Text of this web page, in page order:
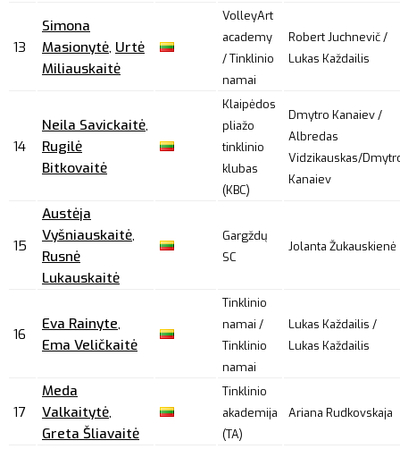
13
Simona
Masionytė, Urtė
Miliauskaitė
VolleyArt
academy
/ Tinklinio
namai
Robert Juchnevič /
Lukas Každailis
14
Neila Savickaitė,
Rugilė
Bitkovaitė
Klaipėdos
pliažo
tinklinio
klubas
(KBC)
Dmytro Kanaiev /
Albredas
Vidzikauskas/
Kanaiev
15
Austėja
Vyšniauskaitė,
Rusnė
Lukauskaitė
Gargždų
SC
Jolanta Žukauskienė
16
Eva Rainyte,
Ema Veličkaitė
Tinklinio
namai /
Tinklinio
namai
Lukas Každailis /
Lukas Každailis
17
Meda
Valkaitytė,
Greta Šliavaitė
Tinklinio
akademija
(TA)
Ariana Rudkovskaja